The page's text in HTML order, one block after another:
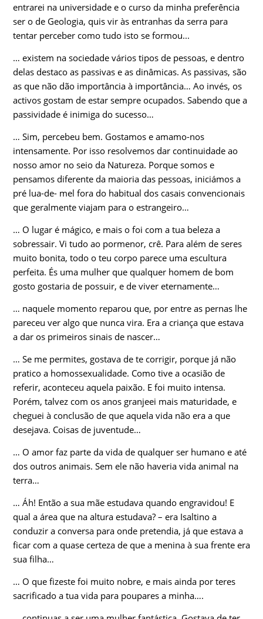
entrarei na universidade e o curso da minha preferência
ser o de Geologia, quis vir às entranhas da serra para
tentar perceber como tudo isto se formou...
… existem na sociedade vários tipos de pessoas, e dentro
delas destaco as passivas e as dinâmicas. As passivas, são
as que não dão importância à importância… Ao invés, os
activos gostam de estar sempre ocupados. Sabendo que a
passividade é inimiga do sucesso…
… Sim, percebeu bem. Gostamos e amamo-nos
intensamente. Por isso resolvemos dar continuidade ao
nosso amor no seio da Natureza. Porque somos e
pensamos diferente da maioria das pessoas, iniciámos a
pré lua-de- mel fora do habitual dos casais convencionais
que geralmente viajam para o estrangeiro…
… O lugar é mágico, e mais o foi com a tua beleza a
sobressair. Vi tudo ao pormenor, crê. Para além de seres
muito bonita, todo o teu corpo parece uma escultura
perfeita. És uma mulher que qualquer homem de bom
gosto gostaria de possuir, e de viver eternamente…
… naquele momento reparou que, por entre as pernas lhe
pareceu ver algo que nunca vira. Era a criança que estava
a dar os primeiros sinais de nascer…
… Se me permites, gostava de te corrigir, porque já não
pratico a homossexualidade. Como tive a ocasião de
referir, aconteceu aquela paixão. E foi muito intensa.
Porém, talvez com os anos granjeei mais maturidade, e
cheguei à conclusão de que aquela vida não era a que
desejava. Coisas de juventude…
… O amor faz parte da vida de qualquer ser humano e até
dos outros animais. Sem ele não haveria vida animal na
terra…
… Áh! Então a sua mãe estudava quando engravidou! E
qual a área que na altura estudava? – era Isaltino a
conduzir a conversa para onde pretendia, já que estava a
ficar com a quase certeza de que a menina à sua frente era
sua filha…
… O que fizeste foi muito nobre, e mais ainda por teres
sacrificado a tua vida para poupares a minha….